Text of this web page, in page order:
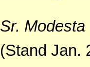
Sr.
(Stand Jan.